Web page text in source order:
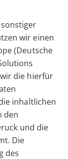
wir einen
(Deutsche
die hierfür
inhaltlichen
den
und die
Die
des